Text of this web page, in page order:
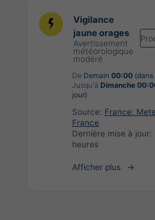
Vigilance
jaune orages
Avertissement
météorologique
modéré
De Demain 00:00
Jusqu'à Dimanche
jour)
Source: France:
France
Dernière mise à jour:
heures
Afficher plus